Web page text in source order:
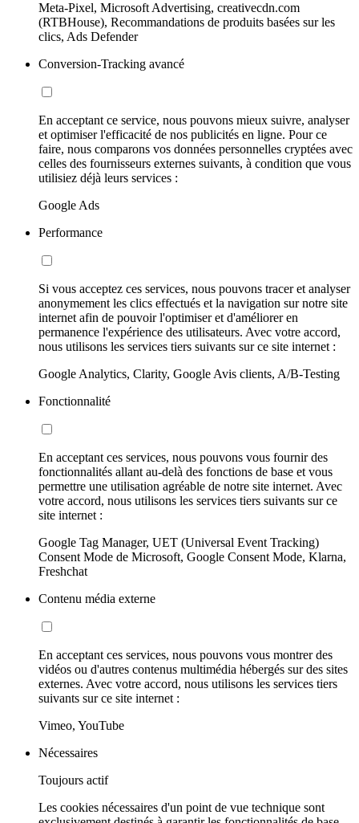
Meta-Pixel, Microsoft Advertising, creativecdn.com
(RTBHouse), Recommandations de produits basées sur les
clics, Ads Defender
Conversion-Tracking avancé
En acceptant ce service, nous pouvons mieux suivre, analyser
et optimiser l'efficacité de nos publicités en ligne. Pour ce
faire, nous comparons vos données personnelles cryptées avec
celles des fournisseurs externes suivants, à condition que vous
utilisiez déjà leurs services :
Google Ads
Performance
Si vous acceptez ces services, nous pouvons tracer et analyser
anonymement les clics effectués et la navigation sur notre site
internet afin de pouvoir l'optimiser et d'améliorer en
permanence l'expérience des utilisateurs. Avec votre accord,
nous utilisons les services tiers suivants sur ce site internet :
Google Analytics, Clarity, Google Avis clients, A/B-Testing
Fonctionnalité
En acceptant ces services, nous pouvons vous fournir des
fonctionnalités allant au-delà des fonctions de base et vous
permettre une utilisation agréable de notre site internet. Avec
votre accord, nous utilisons les services tiers suivants sur ce
site internet :
Google Tag Manager, UET (Universal Event Tracking)
Consent Mode de Microsoft, Google Consent Mode, Klarna,
Freshchat
Contenu média externe
En acceptant ces services, nous pouvons vous montrer des
vidéos ou d'autres contenus multimédia hébergés sur des sites
externes. Avec votre accord, nous utilisons les services tiers
suivants sur ce site internet :
Vimeo, YouTube
Nécessaires
Toujours actif
Les cookies nécessaires d'un point de vue technique sont